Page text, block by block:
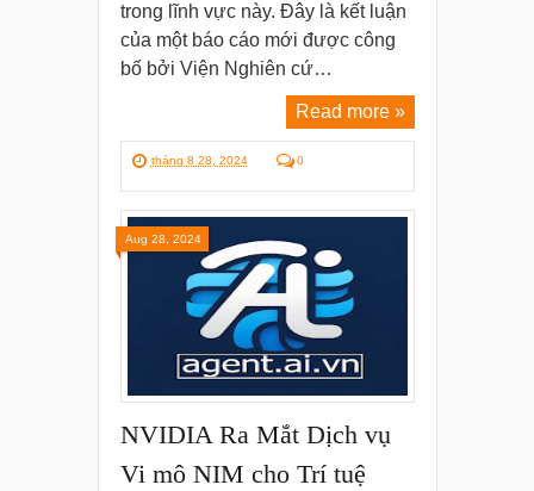
trong lĩnh vực này. Đây là kết luận
của một báo cáo mới được công
bố bởi Viện Nghiên cứ…
Read more »
tháng 8 28, 2024 0
NVIDIA Ra Mắt Dịch vụ
Vi mô NIM cho Trí tuệ
Aug 28, 2024